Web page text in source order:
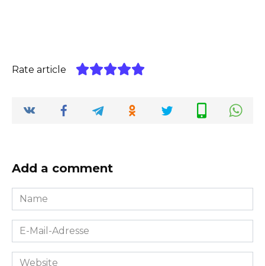
Rate article
Add a comment
Name
*
E-
Mail-
Adresse
Website